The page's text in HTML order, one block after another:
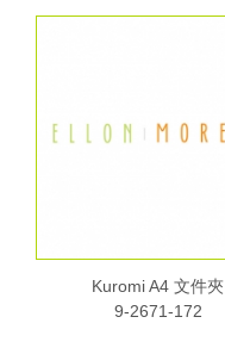
Kuromi A4 文件夾
9-2671-172